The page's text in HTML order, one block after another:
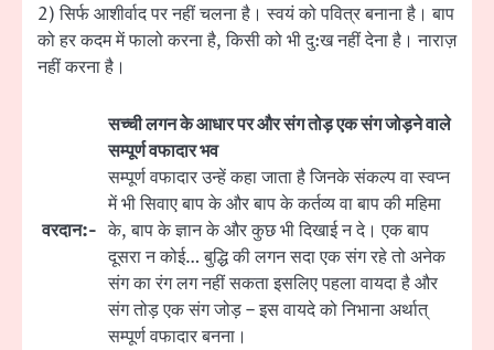
2) सिर्फ आशीर्वाद पर नहीं चलना है। स्वयं को पवित्र बनाना है। बाप
को हर कदम में फालो करना है, किसी को भी दु:ख नहीं देना है। नाराज़
नहीं करना है।
वरदान:-
सच्ची लगन के आधार पर और संग तोड़ एक संग जोड़ने वाले
सम्पूर्ण वफादार भव
सम्पूर्ण वफादार उन्हें कहा जाता है जिनके संकल्प वा स्वप्न
में भी सिवाए बाप के और बाप के कर्तव्य वा बाप की महिमा
के, बाप के ज्ञान के और कुछ भी दिखाई न दे। एक बाप
दूसरा न कोई… बुद्धि की लगन सदा एक संग रहे तो अनेक
संग का रंग लग नहीं सकता इसलिए पहला वायदा है और
संग तोड़ एक संग जोड़ – इस वायदे को निभाना अर्थात्
सम्पूर्ण वफादार बनना।